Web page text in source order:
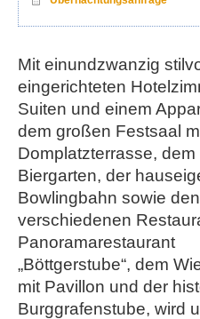
Mit einundzwanzig
eingerichteten
Suiten und einem
dem großen Festsaal
Domplatzterrasse,
Biergarten, der
Bowlingbahn sowie den
verschiedenen
Panoramarestaurant
„Böttgerstube“, dem
mit Pavillon und der
Burggrafenstube, wird